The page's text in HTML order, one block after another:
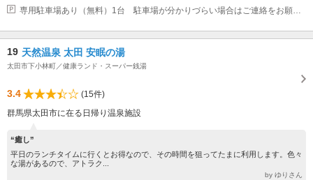
専用駐車場あり（無料）1台 駐車場が分かりづらい場合はご連絡をお願い致します。
19 天然温泉 太田 安眠の湯
太田市下小林町／健康ランド・スーパー銭湯
3.4
(15件)
群馬県太田市に在る日帰り温泉施設
“癒し”
平日のランチタイムに行くとお得なので、その時間を狙ってたまに利用します。色々
な湯があるので、アトラク...
by ゆりさん